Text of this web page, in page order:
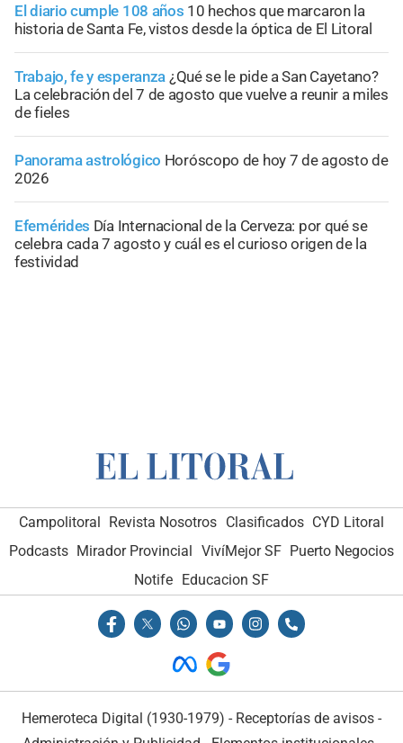
El diario cumple 108 años 10 hechos que marcaron la
historia de Santa Fe, vistos desde la óptica de El Litoral
Trabajo, fe y esperanza ¿Qué se le pide a San Cayetano?
La celebración del 7 de agosto que vuelve a reunir a miles
de fieles
Panorama astrológico Horóscopo de hoy 7 de agosto de
2026
Efemérides Día Internacional de la Cerveza: por qué se
celebra cada 7 agosto y cuál es el curioso origen de la
festividad
Campolitoral Revista Nosotros Clasificados CYD Litoral
Podcasts Mirador Provincial VivíMejor SF Puerto Negocios
Notife
Educacion SF
Hemeroteca Digital (1930-1979) - Receptorías de avisos -